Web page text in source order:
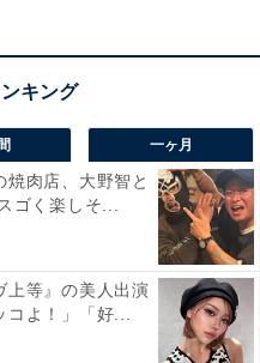
一ヶ月
焼肉店、大野智と
ゴく楽しそ...
上等』の美人出演
コよ！」「好...